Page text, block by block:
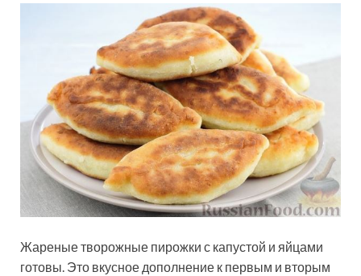
Жареные творожные пирожки с капустой и яйцами
готовы. Это вкусное дополнение к первым и вторым